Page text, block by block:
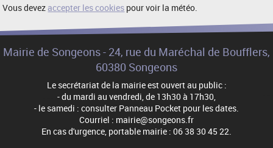
Vous devez accepter les cookies pour voir la météo.
Mairie de Songeons - 24, rue du Maréchal de Boufflers,
60380 Songeons
Le secrétariat de la mairie est ouvert au public :
- du mardi au vendredi, de 13h30 à 17h30,
- le samedi : consulter Panneau Pocket pour les dates.
Courriel : mairie@songeons.fr
En cas d'urgence, portable mairie : 06 38 30 45 22.